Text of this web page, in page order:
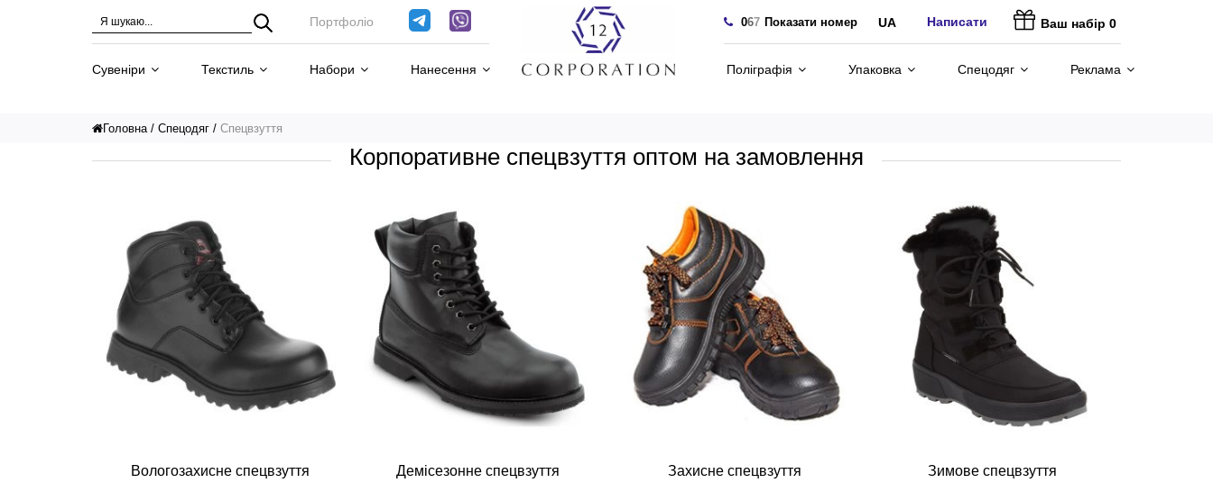
Портфоліо 067 Показати номер UA Написати Ваш набір 0
Сувеніри Текстиль Набори Нанесення Поліграфія Упаковка Спецодяг Реклама
Головна Спецодяг Спецвзуття
Корпоративне спецвзуття оптом на замовлення
Вологозахисне спецвзуття Демісезонне спецвзуття Захисне спецвзуття Зимове спецвзуття